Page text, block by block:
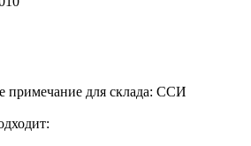
примечание для склада: ССИ